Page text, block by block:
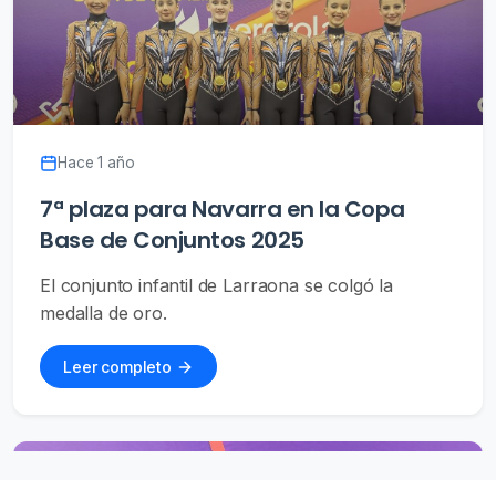
Hace 1 año
7ª plaza para Navarra en la Copa
Base de Conjuntos 2025
El conjunto infantil de Larraona se colgó la
medalla de oro.
Leer completo